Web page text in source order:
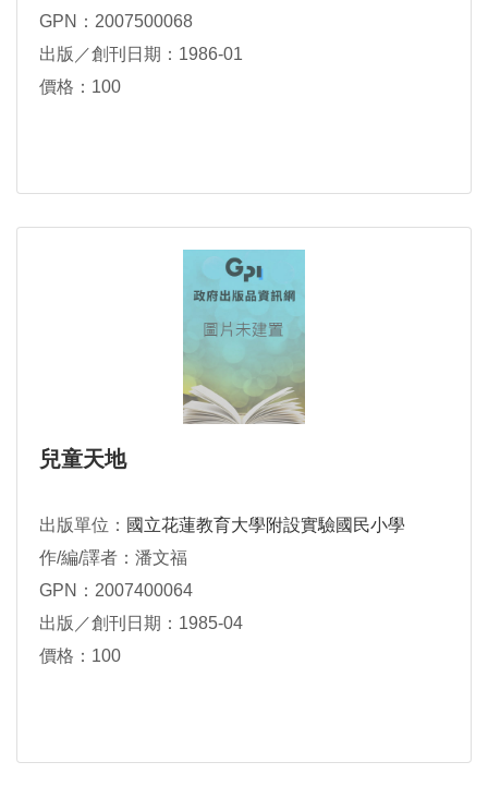
GPN：2007500068
出版／創刊日期：1986-01
價格：100
兒童天地
出版單位： 國立花蓮教育大學附設實驗國民小學
作/編/譯者：潘文福
GPN：2007400064
出版／創刊日期：1985-04
價格：100